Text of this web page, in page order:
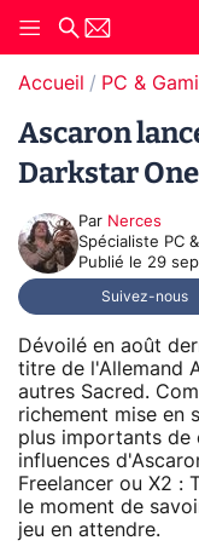
Accueil PC &
Ascaron
Darkstar One
Par Nerces
Spécialiste PC
Publié le 29
Suivez-nous
Dévoilé en août
titre de l'Allemand
autres Sacred.
richement mise en
plus importants de
influences
Freelancer ou X2 :
le moment de
jeu en attendre.